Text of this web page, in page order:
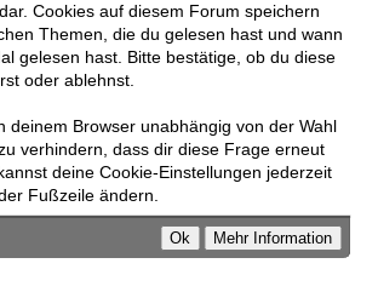
Cookies auf diesem Forum speichern
Themen, die du gelesen hast und wann
gelesen hast. Bitte bestätige, ob du diese
oder ablehnst.
deinem Browser unabhängig von der Wahl
verhindern, dass dir diese Frage erneut
deine Cookie-Einstellungen jederzeit
Fußzeile ändern.